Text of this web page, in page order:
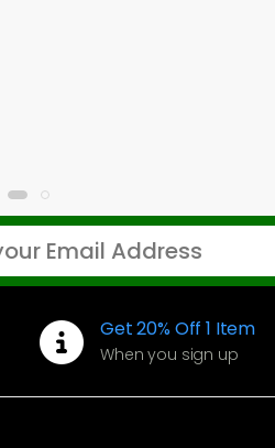
Get 20% Off 1 Item
When you sign up